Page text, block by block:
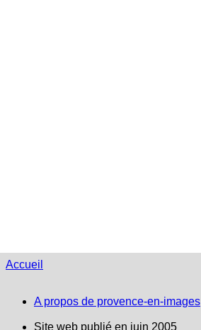
Accueil
A propos de provence-en-images
Site web publié en juin 2005